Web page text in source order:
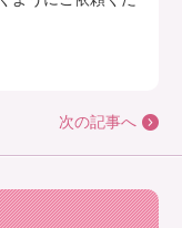
次の記事へ